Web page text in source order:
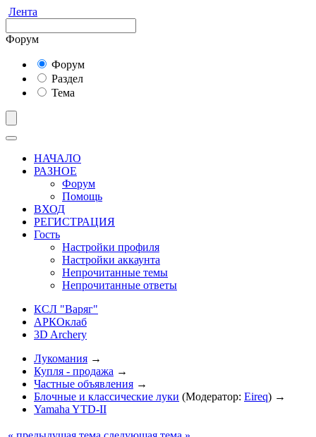
Лента
Форум
Форум
Раздел
Тема
НАЧАЛО
РАЗНОЕ
Форум
Помощь
ВХОД
РЕГИСТРАЦИЯ
Гость
Настройки профиля
Настройки аккаунта
Непрочитанные темы
Непрочитанные ответы
КСЛ "Варяг"
АРКОклаб
3D Archery
Лукомания →
Купля - продажа →
Частные объявления →
Блочные и классические луки (Модератор: Eireq) →
Yamaha YTD-II